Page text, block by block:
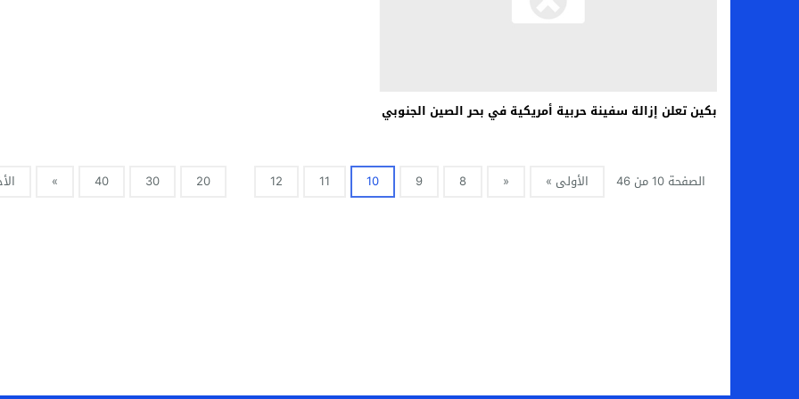
بكين تعلن إزالة سفينة حربية أمريكية في بحر الصين الجنوبي
الصفحة 10 من 46 الأولى » «
8
9
10
11
12
20
30
40
»